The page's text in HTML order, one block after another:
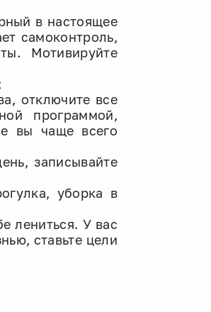
в настоящее
самоконтроль,
Мотивируйте
отключите все
программой,
вы чаще всего
записывайте
уборка в
лениться. У вас
ставьте цели